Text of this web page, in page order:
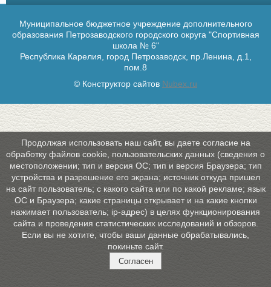
Муниципальное бюджетное учреждение дополнительного
образования Петрозаводского городского округа "Спортивная
школа № 6"
Республика Карелия, город Петрозаводск, пр.Ленина, д.1,
пом.8
© Конструктор сайтов Nubex.ru
Продолжая использовать наш сайт, вы даете согласие на
обработку файлов cookie, пользовательских данных (сведения о
местоположении; тип и версия ОС; тип и версия Браузера; тип
устройства и разрешение его экрана; источник откуда пришел
на сайт пользователь; с какого сайта или по какой рекламе; язык
ОС и Браузера; какие страницы открывает и на какие кнопки
нажимает пользователь; ip-адрес) в целях функционирования
сайта и проведения статистических исследований и обзоров.
Если вы не хотите, чтобы ваши данные обрабатывались,
покиньте сайт.
Согласен